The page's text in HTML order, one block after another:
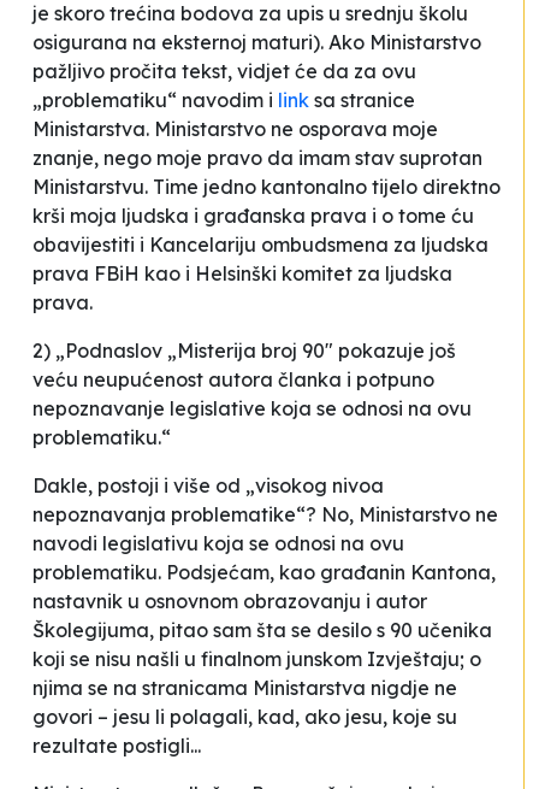
je skoro trećina bodova za upis u srednju školu
osigurana na eksternoj maturi). Ako Ministarstvo
pažljivo pročita tekst, vidjet će da za ovu
„problematiku“ navodim i link sa stranice
Ministarstva. Ministarstvo ne osporava moje
znanje, nego moje pravo da imam stav suprotan
Ministarstvu. Time jedno kantonalno tijelo direktno
krši moja ljudska i građanska prava i o tome ću
obavijestiti i Kancelariju ombudsmena za ljudska
prava FBiH kao i Helsinški komitet za ljudska
prava.
2) „Podnaslov „Misterija broj 90" pokazuje još
veću neupućenost autora članka i potpuno
nepoznavanje legislative koja se odnosi na ovu
problematiku.“
Dakle, postoji i više od „visokog nivoa
nepoznavanja problematike“? No, Ministarstvo ne
navodi legislativu koja se odnosi na ovu
problematiku. Podsjećam, kao građanin Kantona,
nastavnik u osnovnom obrazovanju i autor
Školegijuma, pitao sam šta se desilo s 90 učenika
koji se nisu našli u finalnom junskom Izvještaju; o
njima se na stranicama Ministarstva nigdje ne
govori – jesu li polagali, kad, ako jesu, koje su
rezultate postigli...